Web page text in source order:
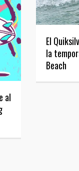
El
la
Beach
al